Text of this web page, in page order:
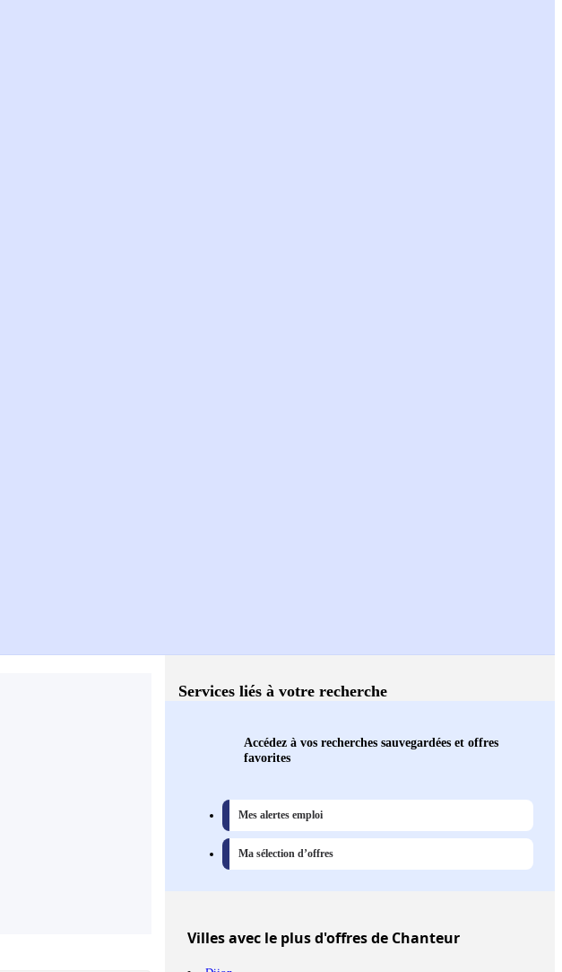
Services liés à votre recherche
Accédez à vos recherches sauvegardées et offres
favorites
Mes alertes emploi
Ma sélection d’offres
Villesavec le plus d'offres de Chanteur